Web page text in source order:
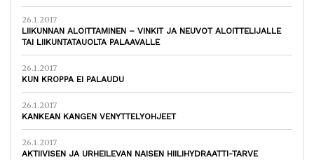
26.1.2017
LIIKUNNAN ALOITTAMINEN – VINKIT JA NEUVOT ALOITTELIJALLE
TAI LIIKUNTATAUOLTA PALAAVALLE
26.1.2017
KUN KROPPA EI PALAUDU
26.1.2017
KANKEAN KANGEN VENYTTELYOHJEET
26.1.2017
AKTIIVISEN JA URHEILEVAN NAISEN HIILIHYDRAATTI-TARVE